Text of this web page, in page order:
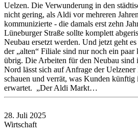
Uelzen. Die Verwunderung in den
nicht gering, als Aldi vor mehreren
kommunizierte - die damals erst zehn
Lüneburger Straße sollte komplett
Neubau ersetzt werden. Und jetzt geht
der „alten“ Filiale sind nur noch ein
übrig. Die Arbeiten für den Neubau
Nord lässt sich auf Anfrage der
schauen und verrät, was Kunden künftig
erwartet. „Der Aldi Markt…
28. Juli 2025
Wirtschaft